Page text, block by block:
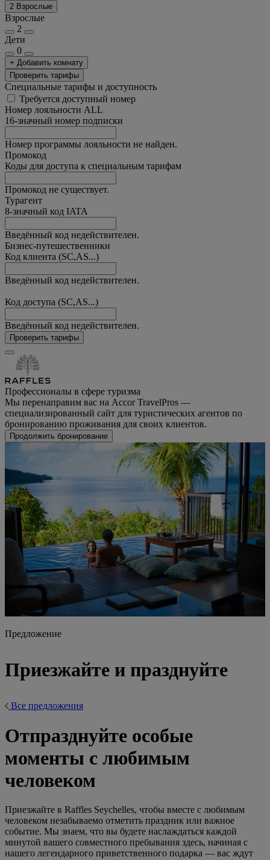
2 Взрослые
Взрослые
2
Дети
0
+ Добавить комнату
Проверить тарифы
Специальные тарифы и доступность
Требуется доступный номер
Номер лояльности ALL
16-значный номер подписки
Номер программы лояльности не найден.
Промокод
Коды для доступа к специальным тарифам
Промокод не существует.
Турагент
8-значный код IATA
Введённый код недействителен.
Бизнес-путешественники
Код клиента (SC,AS...)
Введённый код недействителен.
Код доступа (SC,AS...)
Введённый код недействителен.
Проверить тарифы
Профессионалы в сфере туризма
Мы перенаправим вас на Accor TravelPros —
специализированный сайт для туристических агентов по
бронированию проживания для своих клиентов.
Продолжить бронирование
Предложение
Приезжайте и празднуйте
Все предложения
Отпразднуйте особые
моменты с любимым
человеком
Приезжайте в Raffles Seychelles, чтобы вместе с любимым
человеком незабываемо отметить праздник или важное
событие. Мы знаем, что вы будете наслаждаться каждой
минутой вашего совместного пребывания здесь, начиная с
нашего легендарного приветственного подарка — вас ждут